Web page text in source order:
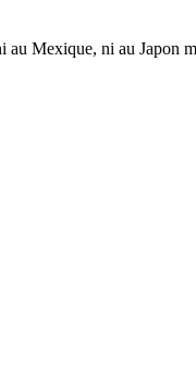
au Mexique, ni au Japon